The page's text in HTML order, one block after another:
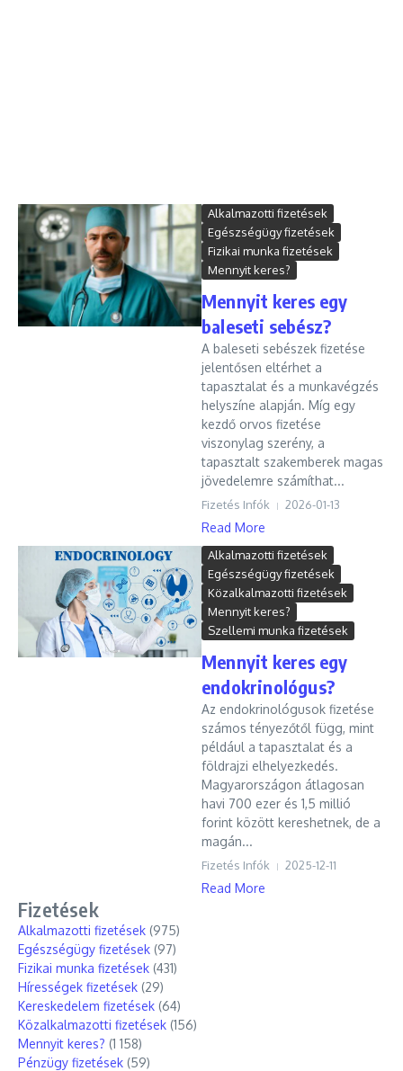
Alkalmazotti fizetések
Egészségügy fizetések
Fizikai munka fizetések
Mennyit keres?
Mennyit keres egy
baleseti sebész?
A baleseti sebészek fizetése
jelentősen eltérhet a
tapasztalat és a munkavégzés
helyszíne alapján. Míg egy
kezdő orvos fizetése
viszonylag szerény, a
tapasztalt szakemberek magas
jövedelemre számíthat...
Fizetés Infók 2026-01-13
Read More
Alkalmazotti fizetések
Egészségügy fizetések
Közalkalmazotti fizetések
Mennyit keres?
Szellemi munka fizetések
Mennyit keres egy
endokrinológus?
Az endokrinológusok fizetése
számos tényezőtől függ, mint
például a tapasztalat és a
földrajzi elhelyezkedés.
Magyarországon átlagosan
havi 700 ezer és 1,5 millió
forint között kereshetnek, de a
magán...
Fizetés Infók 2025-12-11
Read More
Fizetések
Alkalmazotti fizetések (975)
Egészségügy fizetések (97)
Fizikai munka fizetések (431)
Hírességek fizetések (29)
Kereskedelem fizetések (64)
Közalkalmazotti fizetések (156)
Mennyit keres? (1 158)
Pénzügy fizetések (59)